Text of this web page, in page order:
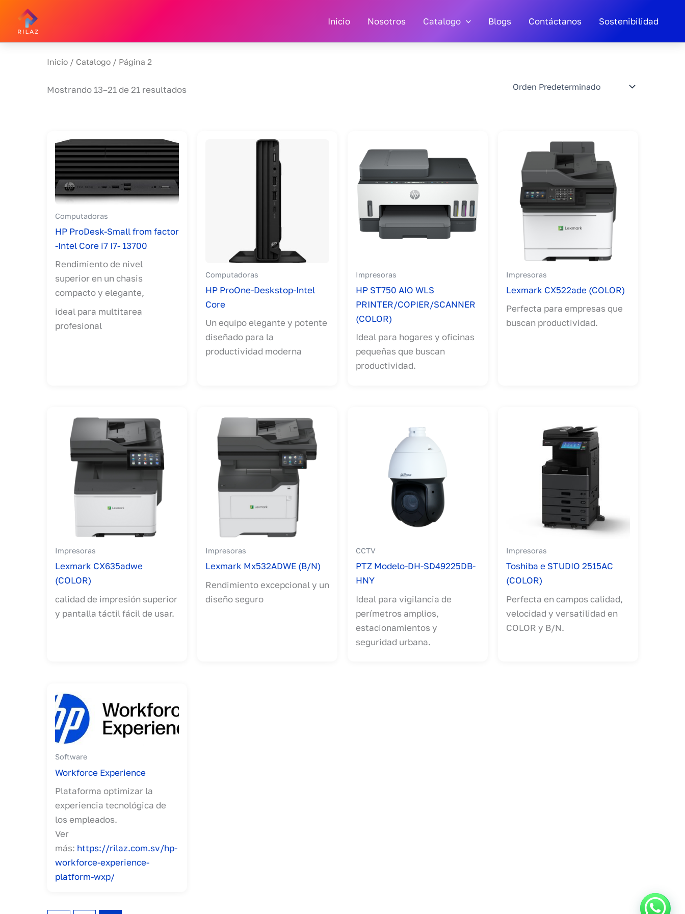
Contenido
Inicio Nosotros Catalogo Blogs Contáctanos Sostenibilidad
Inicio / Catalogo / Página 2
Mostrando 13–21 de 21 resultados
Computadoras
HP ProDesk-Small from factor
-Intel Core i7 I7- 13700
Rendimiento de nivel
superior en un chasis
compacto y elegante,
ideal para multitarea
profesional
Computadoras
HP ProOne-Deskstop-Intel
Core
Un equipo elegante y potente
diseñado para la
productividad moderna
Impresoras
HP ST750 AIO WLS
PRINTER/COPIER/SCANNER
(COLOR)
Ideal para hogares y oficinas
pequeñas que buscan
productividad.
Impresoras
Lexmark CX522ade (COLOR)
Perfecta para empresas que
buscan productividad.
Impresoras
Lexmark CX635adwe
(COLOR)
calidad de impresión superior
y pantalla táctil fácil de usar.
Impresoras
Lexmark Mx532ADWE (B/N)
Rendimiento excepcional y un
diseño seguro
CCTV
PTZ Modelo-DH-SD49225DB-
HNY
Ideal para vigilancia de
perímetros amplios,
estacionamientos y
seguridad urbana.
Impresoras
Toshiba e STUDIO 2515AC
(COLOR)
Perfecta en campos calidad,
velocidad y versatilidad en
COLOR y B/N.
Software
Workforce Experience
Plataforma optimizar la
experiencia tecnológica de
los empleados.
Ver
más: https://rilaz.com.sv/hp-
workforce-experience-
platform-wxp/